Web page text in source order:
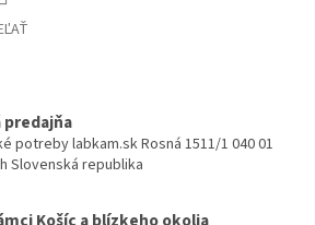
predajňa
potreby labkam.sk Rosná 1511/1 040 01
Slovenská republika